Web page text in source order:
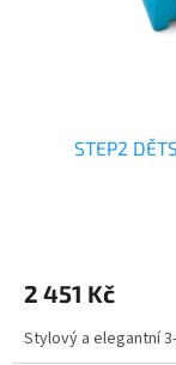
STEP2
2 451 Kč
Stylový a elegantní